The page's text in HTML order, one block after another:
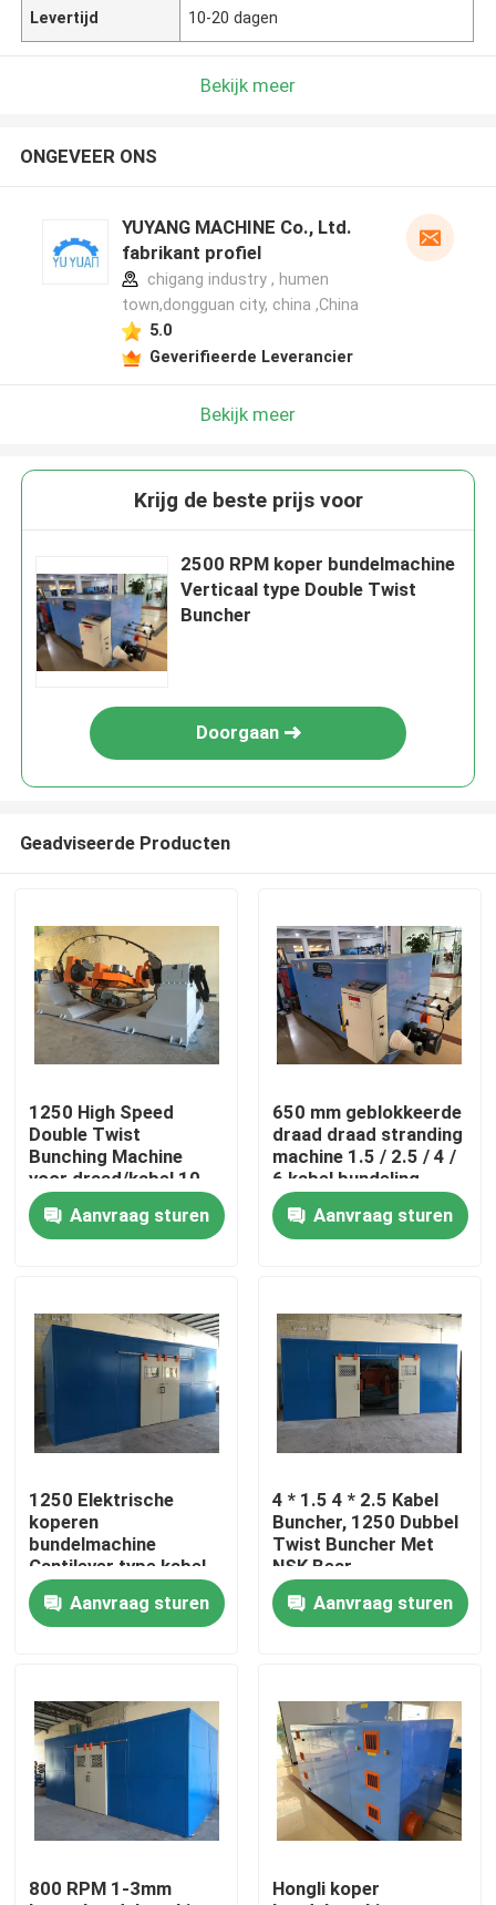
Producten
Fabriekstocht
Kwaliteitscontrole
Vraag een offerte
Cable Extruder Machine
Draadtrekkers
Levertijd 10-20 dagen
Bekijk meer
ONGEVEER ONS
YUYANG MACHINE Co., Ltd.
fabrikant profiel
chigang industry , humen
town,dongguan city, china ,China
5.0
Geverifieerde Leverancier
Bekijk meer
Krijg de beste prijs voor
2500 RPM koper bundelmachine
Verticaal type Double Twist
Buncher
Doorgaan
Geadviseerde Producten
1250 High Speed
Double Twist
Bunching Machine
voor draad/kabel 10
16 25 4*2.5
Aanvraag sturen
650 mm geblokkeerde
draad draad stranding
machine 1.5 / 2.5 / 4 /
6 kabel bundeling
machine
Aanvraag sturen
1250 Elektrische
koperen
bundelmachine
Cantilever type kabel
Single Twist Bunching
MachineAanvraag sturen
4 * 1.5 4 * 2.5 Kabel
Buncher, 1250 Dubbel
Twist Buncher Met
NSK Bear
Aanvraag sturen
800 RPM 1-3mm
Hongli koper